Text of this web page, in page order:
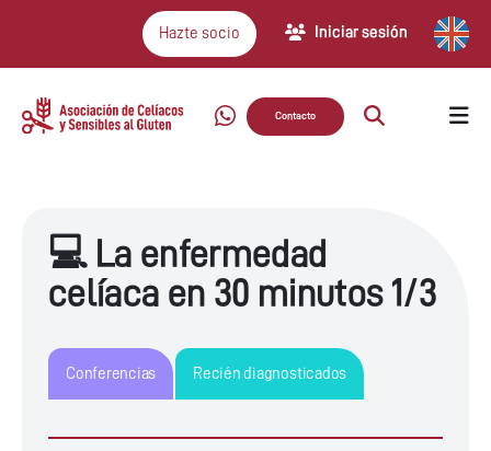
Hazte socio Iniciar sesión
Contacto
💻 La enfermedad
celíaca en 30 minutos 1/3
Conferencias Recién diagnosticados